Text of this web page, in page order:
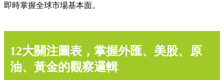
即時掌握全球市場基本面。
12大關注圖表，掌握外匯、美股、原
油、黃金的觀察邏輯